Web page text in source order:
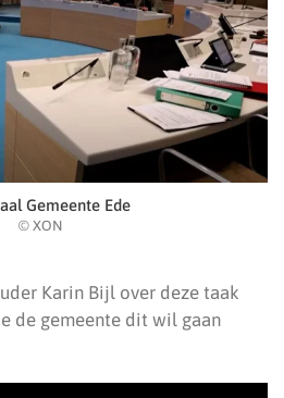
Gemeente Ede
© XON
Karin Bijl over deze taak
de gemeente dit wil gaan